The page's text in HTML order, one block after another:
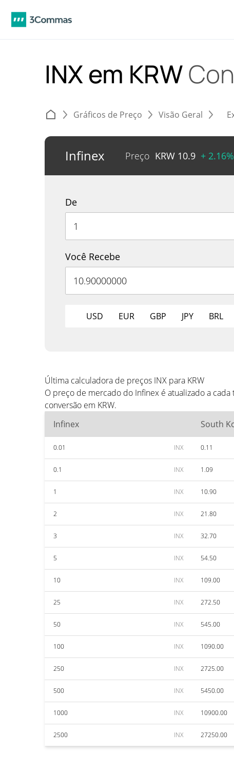
INX em KRW
Gráficos de Preço Visão Geral
Infinex Preço KRW 10.9 + 2.16%
De
Você Recebe
USD EUR GBP JPY BRL
Última calculadora de preços INX para KRW
O preço de mercado do Infinex é atualizado a
conversão em KRW.
Infinex
South
0.01 INX 0.11
0.1 INX 1.09
1 INX 10.90
2 INX 21.80
3 INX 32.70
5 INX 54.50
10 INX 109.00
25 INX 272.50
50 INX 545.00
100 INX 1090.00
250 INX 2725.00
500 INX 5450.00
1000 INX 10900.00
2500 INX 27250.00